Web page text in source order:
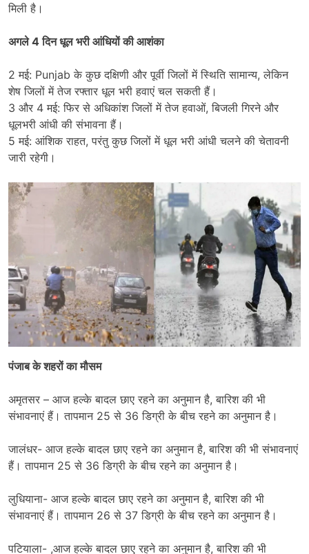
मिली है।
अगले 4 दिन धूल भरी आंधियों की आशंका
2 मई: Punjab के कुछ दक्षिणी और पूर्वी जिलों में स्थिति सामान्य, लेकिन
शेष जिलों में तेज रफ्तार धूल भरी हवाएं चल सकती हैं।
3 और 4 मई: फिर से अधिकांश जिलों में तेज हवाओं, बिजली गिरने और
धूलभरी आंधी की संभावना हैं।
5 मई: आंशिक राहत, परंतु कुछ जिलों में धूल भरी आंधी चलने की चेतावनी
जारी रहेगी।
पंजाब के शहरों का मौसम
अमृतसर – आज हल्के बादल छाए रहने का अनुमान है, बारिश की भी
संभावनाएं हैं। तापमान 25 से 36 डिग्री के बीच रहने का अनुमान है।
जालंधर- आज हल्के बादल छाए रहने का अनुमान है, बारिश की भी संभावनाएं
हैं। तापमान 25 से 36 डिग्री के बीच रहने का अनुमान है।
लुधियाना- आज हल्के बादल छाए रहने का अनुमान है, बारिश की भी
संभावनाएं हैं। तापमान 26 से 37 डिग्री के बीच रहने का अनुमान है।
पटियाला- ,आज हल्के बादल छाए रहने का अनुमान है, बारिश की भी